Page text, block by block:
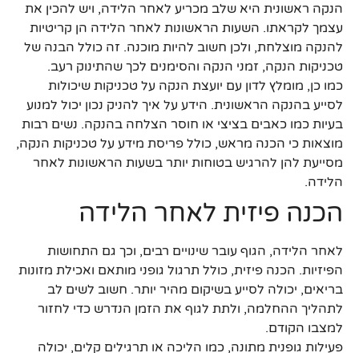
הנקה ראשונית היא שלב מכריע לאחר הלידה, ויש להכין את
עצמך לקראתו. השעות הראשונות לאחר הלידה הן קריטיות
להנקה מוצלחת, ולכן חשוב להיות מוכנה. זה כולל הבנה של
טכניקות הנקה, זמני הנקה והסימנים לכך שהתינוק רעב.
כמו כן, מומלץ לדון עם יועצת הנקה על טכניקות שיכולות
לסייע בהנקה הראשונית. הידע על איך להניק נכון יכול למנוע
בעיות כמו כאבים בציצי או חוסר הצלחה בהנקה. נשים רבות
מוצאות כי הכנה מראש, כולל פריסת מידע על טכניקות הנקה,
מסייעת להן להרגיש בטוחות יותר בשעות הראשונות לאחר
הלידה.
הכנה פיזית לאחר הלידה
לאחר הלידה, הגוף עובר שינויים רבים, וכך גם התחושות
הפיזיות. הכנה פיזית, כולל תרגול גופני מותאם ואכילת מזונות
בריאים, יכולה לסייע בשיקום מהיר יותר. חשוב לשים לב
לתהליך ההחלמה, ולתת לגוף את הזמן הנדרש כדי לחזור
למצבו הקודם.
פעילות גופנית מתונה, כמו הליכה או תרגילים קלים, יכולה